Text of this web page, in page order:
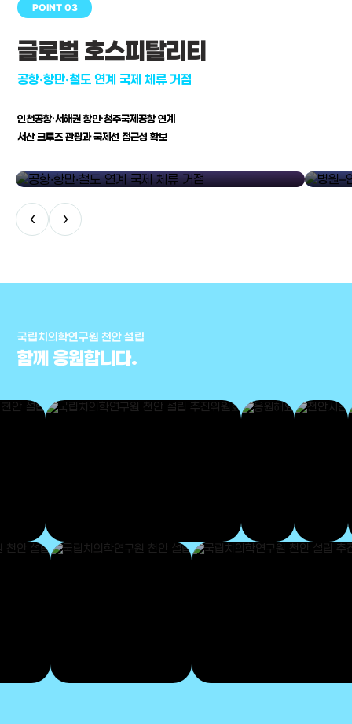
POINT 03
글로벌 호스피탈리티
공항·항만·철도 연계 국제 체류 거점
인천공항·서해권 항만·청주국제공항 연계
서산 크루즈 관광과 국제선 접근성 확보
‹ ›
국립치의학연구원 천안 설립
함께 응원합니다.